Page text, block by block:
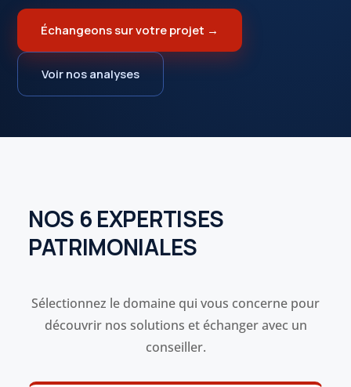
Échangeons sur votre projet →
Voir nos analyses
NOS 6 EXPERTISES
PATRIMONIALES
Sélectionnez le domaine qui vous concerne pour
découvrir nos solutions et échanger avec un
conseiller.